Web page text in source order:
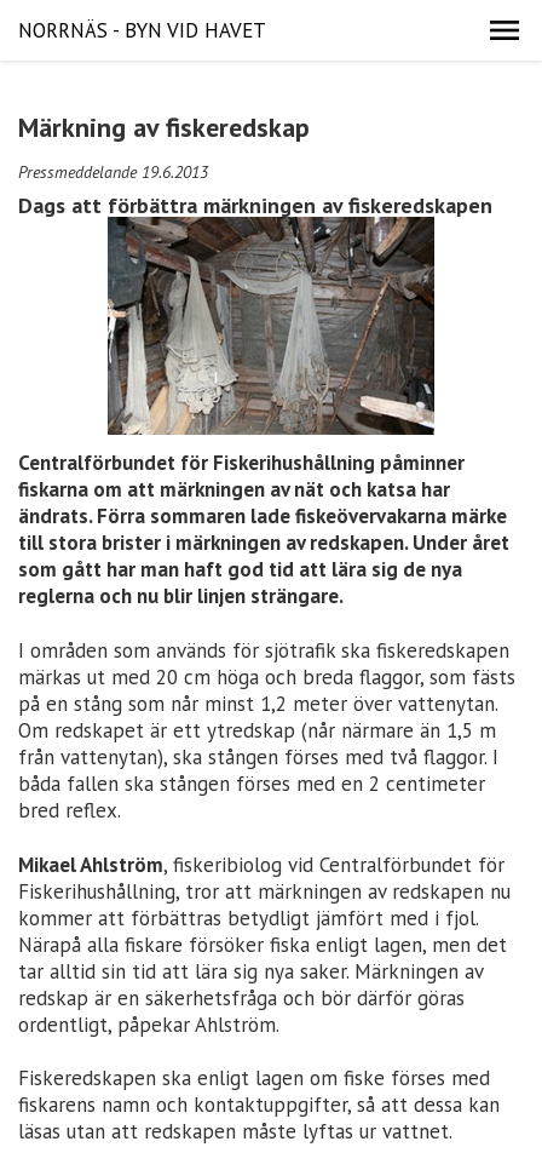
NORRNÄS - BYN VID HAVET
Märkning av fiskeredskap
Pressmeddelande 19.6.2013
Dags att förbättra märkningen av fiskeredskapen
Centralförbundet för Fiskerihushållning påminner
fiskarna om att märkningen av nät och katsa har
ändrats. Förra sommaren lade fiskeövervakarna märke
till stora brister i märkningen av redskapen. Under året
som gått har man haft god tid att lära sig de nya
reglerna och nu blir linjen strängare.
I områden som används för sjötrafik ska fiskeredskapen
märkas ut med 20 cm höga och breda flaggor, som fästs
på en stång som når minst 1,2 meter över vattenytan.
Om redskapet är ett ytredskap (når närmare än 1,5 m
från vattenytan), ska stången förses med två flaggor. I
båda fallen ska stången förses med en 2 centimeter
bred reflex.
Mikael Ahlström, fiskeribiolog vid Centralförbundet för
Fiskerihushållning, tror att märkningen av redskapen nu
kommer att förbättras betydligt jämfört med i fjol.
Närapå alla fiskare försöker fiska enligt lagen, men det
tar alltid sin tid att lära sig nya saker. Märkningen av
redskap är en säkerhetsfråga och bör därför göras
ordentligt, påpekar Ahlström.
Fiskeredskapen ska enligt lagen om fiske förses med
fiskarens namn och kontaktuppgifter, så att dessa kan
läsas utan att redskapen måste lyftas ur vattnet.